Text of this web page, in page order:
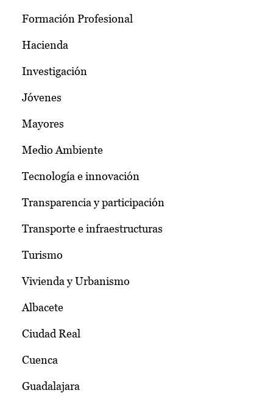
Formación Profesional
Hacienda
Investigación
Jóvenes
Mayores
Medio Ambiente
Tecnología e innovación
Transparencia y participación
Transporte e infraestructuras
Turismo
Vivienda y Urbanismo
Albacete
Ciudad Real
Cuenca
Guadalajara